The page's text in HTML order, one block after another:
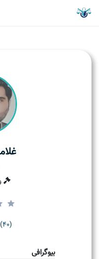
(40) مشاوره موفق
بیوگرافی